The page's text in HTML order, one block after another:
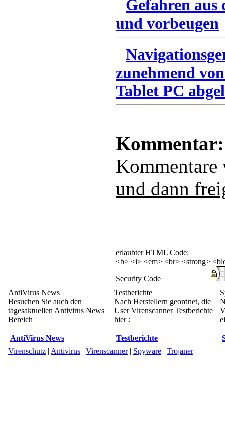
Gefahren
und vorbeugen
zunehmend
Tablet PC
Kommentar:
und dann
erlaubter HTML Code:
<b> <i> <em> <br> <strong>
Security Code
AntiVirus News
Besuchen Sie auch den
tagesaktuellen Antivirus News
Bereich
AntiVirus News
Testberichte
Nach Herstellern geordnet, die
User Virenscanner Testberichte
hier :
Testberichte
Virenschutz | Antivirus | Virenscanner| Spyware | Trojaner